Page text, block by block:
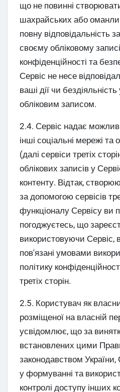
що не повинні
шахрайських або
повну відповідальність
своєму обліковому
конфіденційності та
Сервіс не несе
ваші дії чи
обліковим записом.
2.4. Сервіс надає
інші соціальні мережі
(далі сервіси третіх
облікових записів у
контенту. Відтак,
за допомогою сервісів
функціоналу Сервісу ви
погоджуєтесь, що
використовуючи Сервіс,
пов'язані умовами
політику
третіх сторін.
2.5. Користувач як
розміщеної на власній
усвідомлює, що за
встановлених цими
законодавством України,
у формуванні та
контролі доступу інших